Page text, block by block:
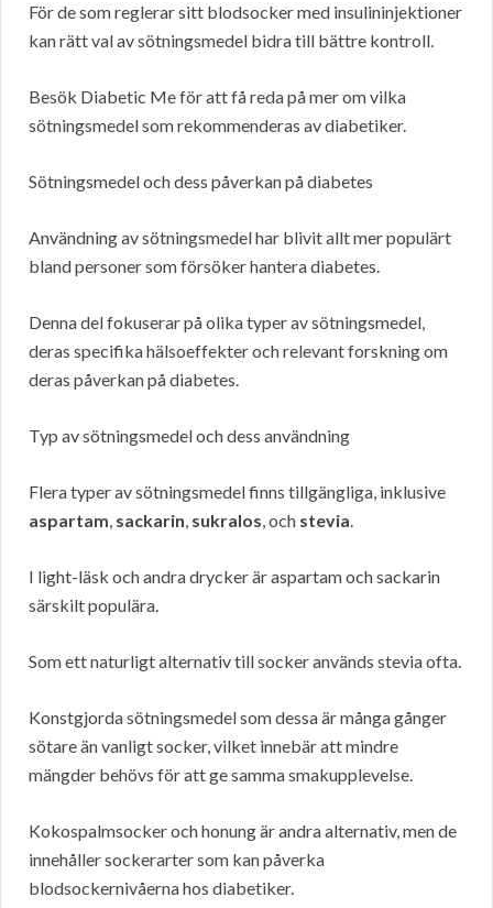
För de som reglerar sitt blodsocker med insulininjektioner
kan rätt val av sötningsmedel bidra till bättre kontroll.
Besök Diabetic Me för att få reda på mer om vilka
sötningsmedel som rekommenderas av diabetiker.
Sötningsmedel och dess påverkan på diabetes
Användning av sötningsmedel har blivit allt mer populärt
bland personer som försöker hantera diabetes.
Denna del fokuserar på olika typer av sötningsmedel,
deras specifika hälsoeffekter och relevant forskning om
deras påverkan på diabetes.
Typ av sötningsmedel och dess användning
Flera typer av sötningsmedel finns tillgängliga, inklusive
aspartam, sackarin, sukralos, och stevia.
I light-läsk och andra drycker är aspartam och sackarin
särskilt populära.
Som ett naturligt alternativ till socker används stevia ofta.
Konstgjorda sötningsmedel som dessa är många gånger
sötare än vanligt socker, vilket innebär att mindre
mängder behövs för att ge samma smakupplevelse.
Kokospalmsocker och honung är andra alternativ, men de
innehåller sockerarter som kan påverka
blodsockernivåerna hos diabetiker.